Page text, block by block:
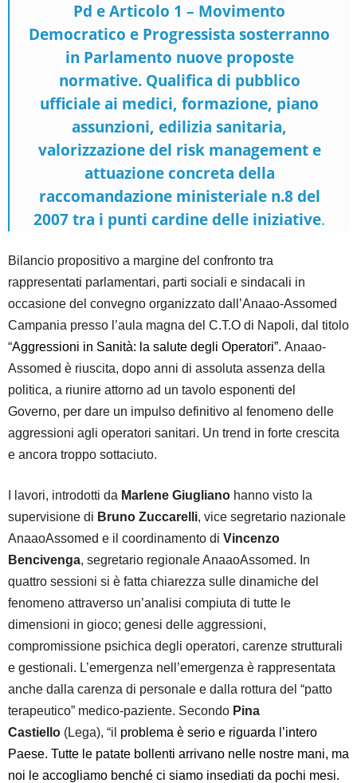
Pd eArticolo 1 – Movimento
Democratico e Progressista sosterranno
in Parlamento nuove proposte
normative. Qualifica di pubblico
ufficiale ai medici, formazione, piano
assunzioni, edilizia sanitaria,
valorizzazione del risk management e
attuazione concreta della
raccomandazione ministeriale n.8 del
2007 tra i punti cardine delle iniziative.
Bilancio propositivo a margine del confronto tra
rappresentati parlamentari, parti sociali e sindacali in
occasione del convegno organizzato dall’Anaao-Assomed
Campania presso l’aula magna del C.T.O di Napoli, dal titolo
“Aggressioni in Sanità: la salute degli Operatori”. Anaao-
Assomed è riuscita, dopo anni di assoluta assenza della
politica, a riunire attorno ad un tavolo esponenti del
Governo, per dare un impulso definitivo al fenomeno delle
aggressioni agli operatori sanitari. Un trend in forte crescita
e ancora troppo sottaciuto.
I lavori, introdotti da Marlene Giugliano hanno visto la
supervisione di Bruno Zuccarelli, vice segretario nazionale
AnaaoAssomed e il coordinamento di Vincenzo
Bencivenga, segretario regionale AnaaoAssomed. In
quattro sessioni si è fatta chiarezza sulle dinamiche del
fenomeno attraverso un’analisi compiuta di tutte le
dimensioni in gioco; genesi delle aggressioni,
compromissione psichica degli operatori, carenze strutturali
e gestionali. L’emergenza nell’emergenza è rappresentata
anche dalla carenza di personale e dalla rottura del “patto
terapeutico” medico-paziente. Secondo Pina
Castiello (Lega), “il problema è serio e riguarda l’intero
Paese. Tutte le patate bollenti arrivano nelle nostre mani, ma
noi le accogliamo benché ci siamo insediati da pochi mesi.